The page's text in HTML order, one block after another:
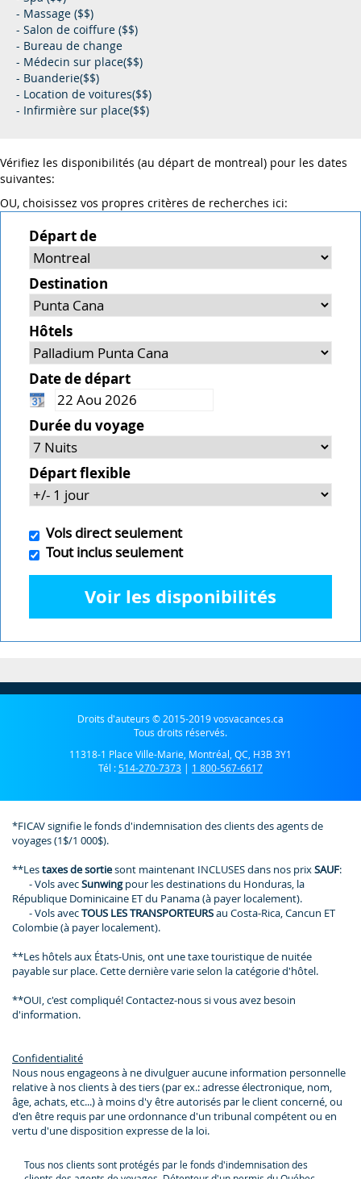
- Massage ($$)
- Salon de coiffure ($$)
- Bureau de change
- Médecin sur place($$)
- Buanderie($$)
- Location de voitures($$)
- Infirmière sur place($$)
Vérifiez les disponibilités (au départ de montreal) pour les dates
suivantes:
OU, choisissez vos propres critères de recherches ici:
Départ de
Destination
Hôtels
Date de départ
Durée du voyage
Départ flexible
Vols direct seulement
Tout inclus seulement
Voir les disponibilités
Droits d'auteurs © 2015-2019 vosvacances.ca
Tous droits réservés.
11318-1 Place Ville-Marie, Montréal, QC, H3B 3Y1
Tél :514-270-7373 | 1 800-567-6617
*FICAV signifie le fonds d'indemnisation des clients des agents de
voyages (1$/1 000$).
**Lestaxes de sortiesont maintenant INCLUSES dans nos prixSAUF:
- Vols avecSunwingpour les destinations du Honduras, la
République Dominicaine ET du Panama (à payer localement).
- Vols avecTOUS LES TRANSPORTEURSau Costa-Rica, Cancun ET
Colombie (à payer localement).
**Les hôtels aux États-Unis, ont une taxe touristique de nuitée
payable sur place. Cette dernière varie selon la catégorie d'hôtel.
**OUI, c'est compliqué! Contactez-nous si vous avez besoin
d'information.
Confidentialité
Nous nous engageons à ne divulguer aucune information personnelle
relative à nos clients à des tiers (par ex.: adresse électronique, nom,
âge, achats, etc...) à moins d'y être autorisés par le client concerné, ou
d'en être requis par une ordonnance d'un tribunal compétent ou en
vertu d'une disposition expresse de la loi.
Tous nos clients sont protégés par le fonds d'indemnisation des